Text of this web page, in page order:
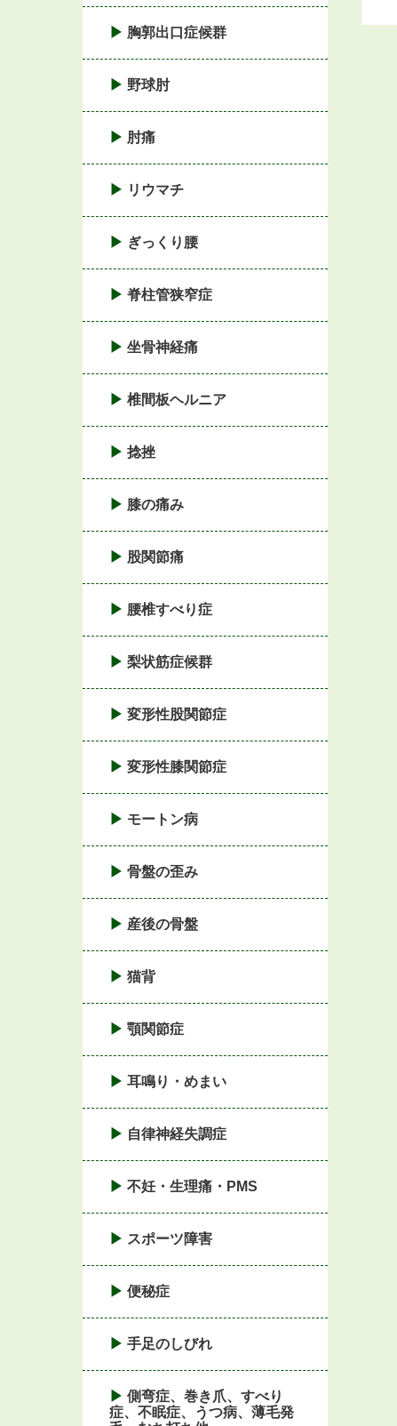
胸郭出口症候群
野球肘
肘痛
リウマチ
ぎっくり腰
脊柱管狭窄症
坐骨神経痛
椎間板ヘルニア
捻挫
膝の痛み
股関節痛
腰椎すべり症
梨状筋症候群
変形性股関節症
変形性膝関節症
モートン病
骨盤の歪み
産後の骨盤
猫背
顎関節症
耳鳴り・めまい
自律神経失調症
不妊・生理痛・PMS
スポーツ障害
便秘症
手足のしびれ
側弯症、巻き爪、すべり
症、不眠症、うつ病、薄毛発